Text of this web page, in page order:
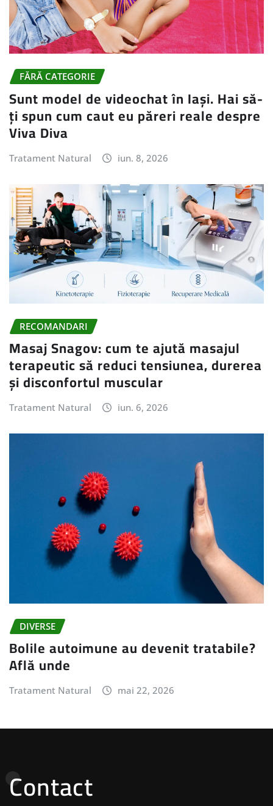
FĂRĂ CATEGORIE
Sunt model de videochat în Iași. Hai să-
ți spun cum caut eu păreri reale despre
Viva Diva
Tratament Natural iun. 8, 2026
RECOMANDARI
Masaj Snagov: cum te ajută masajul
terapeutic să reduci tensiunea, durerea
și disconfortul muscular
Tratament Natural iun. 6, 2026
DIVERSE
Bolile autoimune au devenit tratabile?
Află unde
Tratament Natural mai 22, 2026
Contact